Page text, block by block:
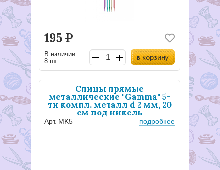
195Р
В наличии
8 шт..
в корзину
Спицы прямые
металлические "Gamma" 5-
ти компл. металл d 2 мм, 20
см под никель
Арт. MK5 подробнее